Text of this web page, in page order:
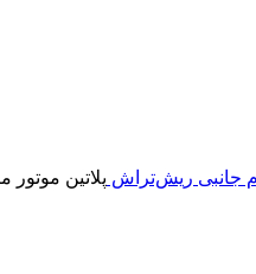
جانبی ریش‌تراش پلاتین